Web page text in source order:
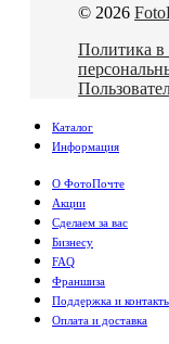
© 2026
Политика в
Каталог
Информация
О ФотоПочте
Акции
Сделаем за вас
Бизнесу
FAQ
Франшиза
Поддержка и
Оплата и доставка